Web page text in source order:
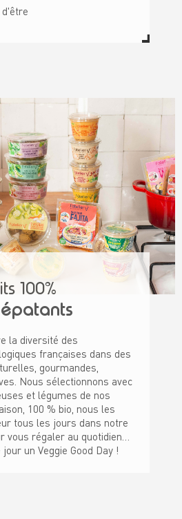
d'être
100%
la diversité des
françaises dans des
gourmandes,
Nous sélectionnons avec
et légumes de nos
100 % bio, nous les
tous les jours dans notre
vous régaler au quotidien…
un Veggie Good Day !